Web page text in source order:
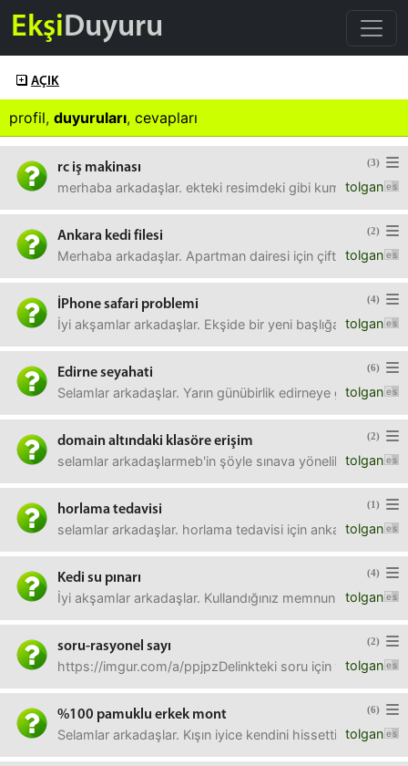
EkşiDuyuru
AÇIK
profil, duyuruları, cevapları
(3)
rc iş makinası
tolgan
merhaba arkadaşlar. ekteki resimdeki gibi kumandalı iş
(2)
Ankara kedi filesi
tolgan
Merhaba arkadaşlar. Apartman dairesi için çift balkona da
(4)
İPhone safari problemi
tolgan
İyi akşamlar arkadaşlar. Ekşide bir yeni başlığa veya
(6)
Edirne seyahati
tolgan
Selamlar arkadaşlar. Yarın günübirlik edirneye
(2)
domain altındaki klasöre erişim
tolgan
selamlar arkadaşlarmeb'in şöyle sınava yönelik bir
(1)
horlama tedavisi
tolgan
selamlar arkadaşlar. horlama tedavisi için ankarada
(4)
Kedi su pınarı
tolgan
İyi akşamlar arkadaşlar. Kullandığınız memnun
(2)
soru-rasyonel sayı
tolgan
https://imgur.com/a/ppjpzDelinkteki soru için yardımcı
(6)
%100 pamuklu erkek mont
tolgan
Selamlar arkadaşlar. Kışın iyice kendini hissettirdiği bu